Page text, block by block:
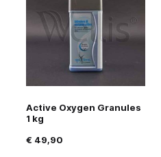
Active Oxygen Granules
1 kg
€ 49,90